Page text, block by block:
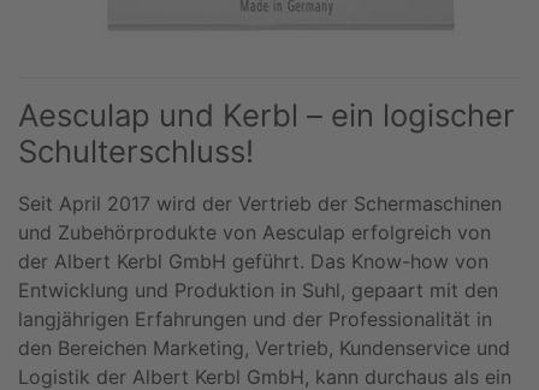
Aesculap und Kerbl – ein logischer
Schulterschluss!
Seit April 2017 wird der Vertrieb der Schermaschinen
und Zubehörprodukte von Aesculap erfolgreich von
der Albert Kerbl GmbH geführt. Das Know-how von
Entwicklung und Produktion in Suhl, gepaart mit den
langjährigen Erfahrungen und der Professionalität in
den Bereichen Marketing, Vertrieb, Kundenservice und
Logistik der Albert Kerbl GmbH, kann durchaus als ein